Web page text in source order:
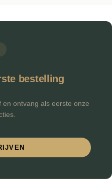
bestelling
en ontvang als eerste onze